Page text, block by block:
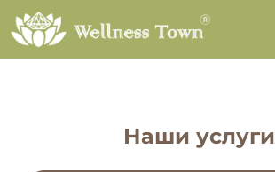
Наши услуги